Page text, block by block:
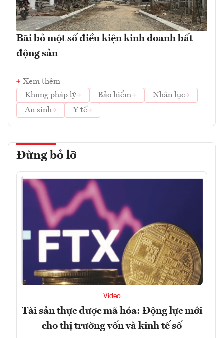
Bãi bỏ một số điều kiện kinh doanh bất
động sản
Xem thêm
Khung pháp lý
Bảo hiểm
Nhân lực
An sinh
Y tế
Đừng bỏ lỡ
Video
Tài sản thực được mã hóa: Động lực mới
cho thị trường vốn và kinh tế số